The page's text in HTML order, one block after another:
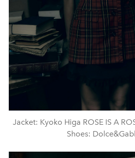
Jacket: Kyoko Higa ROSE IS A
Shoes: